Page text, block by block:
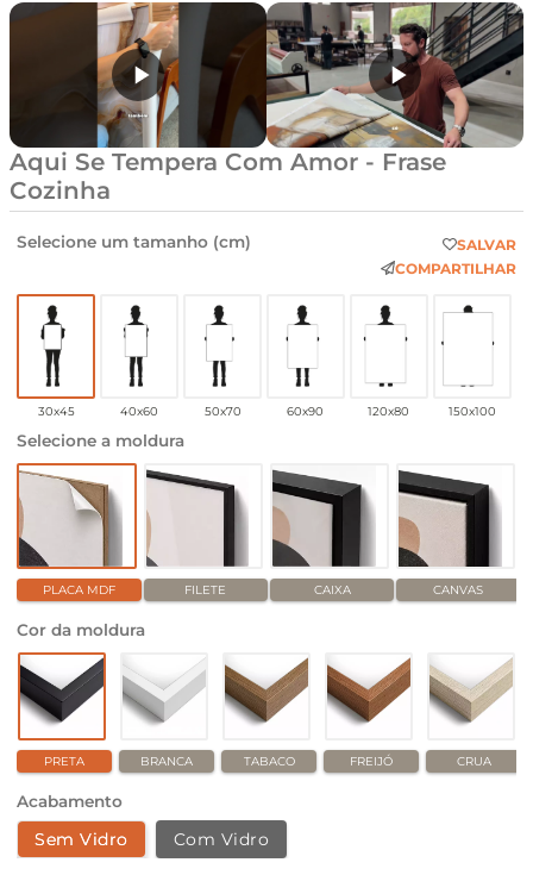
Aqui Se Tempera Com Amor - Frase
Cozinha
Selecione um tamanho (cm)
SALVAR
COMPARTILHAR
30x45 40x60 50x70 60x90 120x80 150x100
Selecione a moldura
PLACA MDF FILETE CAIXA CANVAS
Cor da moldura
PRETA BRANCA TABACO FREIJÓ CRUA
Acabamento
Sem Vidro Com Vidro